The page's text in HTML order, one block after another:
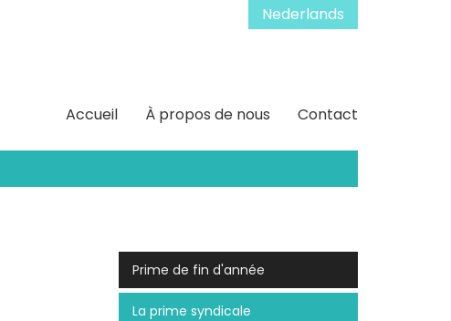
Nederlands
Accueil À propos de nous Contact
Prime de fin d'année
La prime syndicale